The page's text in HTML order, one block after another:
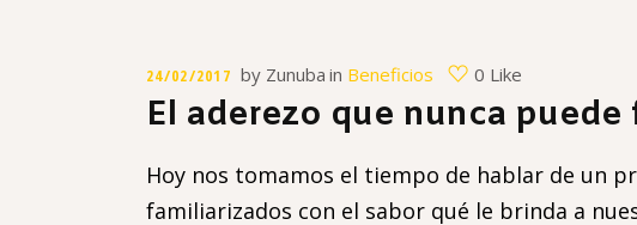
24/02/2017 by Zunuba in Beneficios 0 Like
El aderezo que nunca
Hoy nos tomamos el tiempo de hablar de un
familiarizados con el sabor qué le brinda a